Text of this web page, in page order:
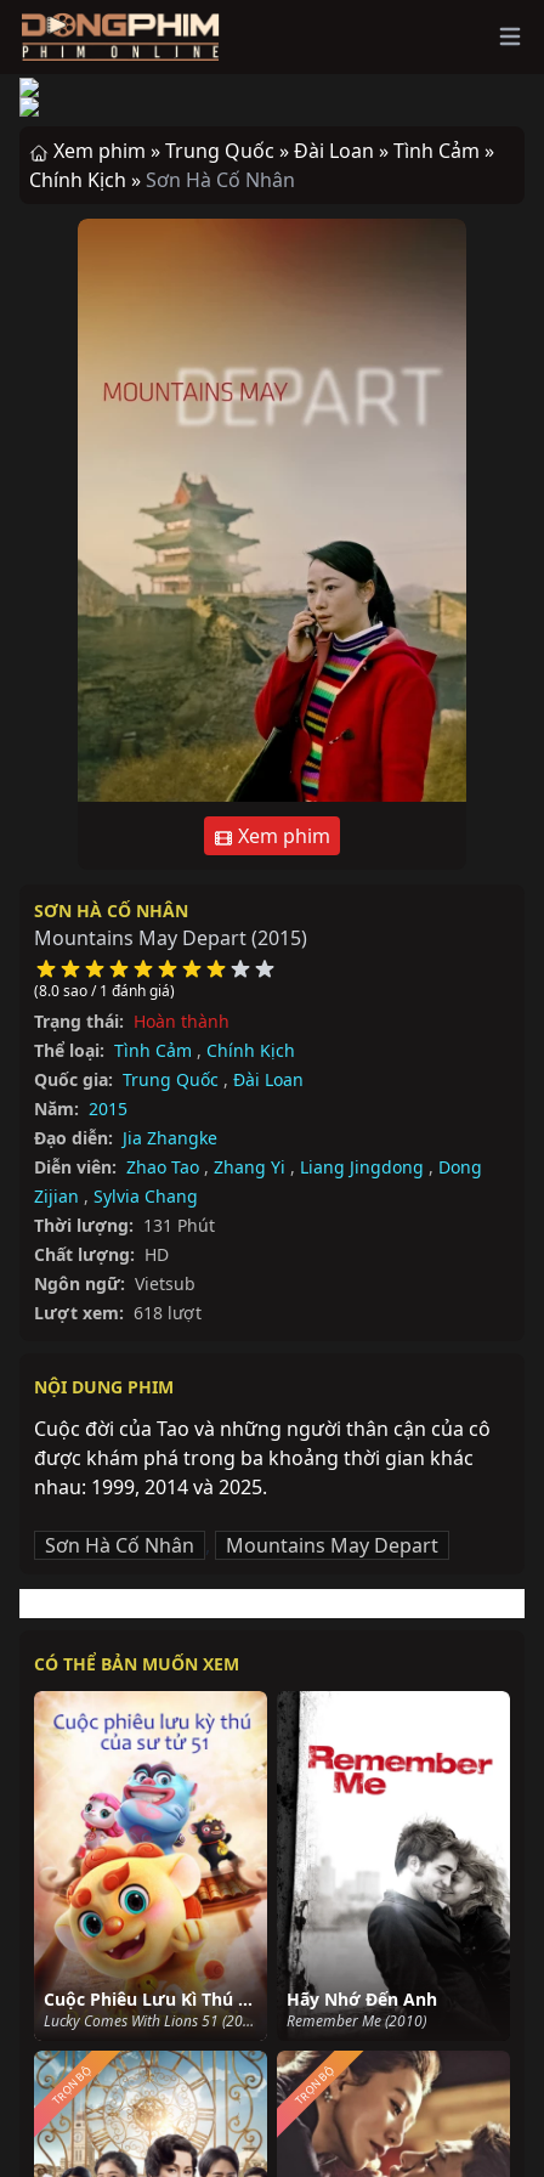
Xem phim »Trung Quốc »Đài Loan »Tình Cảm »
Chính Kịch »Sơn Hà Cố Nhân
Xem phim
SƠN HÀ CỐ NHÂN
Mountains May Depart(2015)
(8.0 sao / 1 đánh giá)
Trạng thái: Hoàn thành
Thể loại: Tình Cảm , Chính Kịch
Quốc gia: Trung Quốc , Đài Loan
Năm: 2015
Đạo diễn: Jia Zhangke
Diễn viên: Zhao Tao , Zhang Yi , Liang Jingdong , Dong
Zijian , Sylvia Chang
Thời lượng: 131 Phút
Chất lượng: HD
Ngôn ngữ: Vietsub
Lượt xem: 618 lượt
NỘI DUNG PHIM
Cuộc đời của Tao và những người thân cận của cô
được khám phá trong ba khoảng thời gian khác
nhau: 1999, 2014 và 2025.
Sơn Hà Cố Nhân , Mountains May Depart
CÓ THỂ BẢN MUỐN XEM
Cuộc Phiêu Lưu Kì Thú Của Sư Tử 51: Đón Chào Năm Mới
Lucky Comes With Lions 51 (2020)
Hãy Nhớ Đến Anh
Remember Me (2010)
TRỌN BỘ TRỌN BỘ